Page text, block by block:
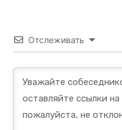
Отслеживать